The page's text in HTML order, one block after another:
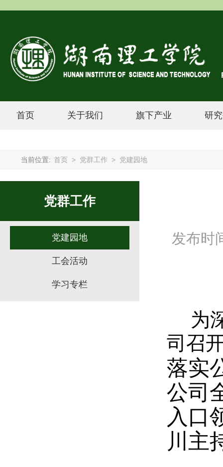
首页 关于我们 旗下产业 研
当前位置: 首页 > 党群工作 > 党建园地
党群工作
党建园地
工会活动
学习专栏
发布时
为
司召
落实
公司
入口
川主